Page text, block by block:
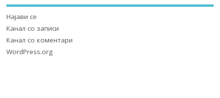
Најави се
Канал со записи
Канал со коментари
WordPress.org